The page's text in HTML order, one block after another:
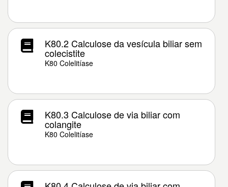
K80.2 Calculose da vesícula biliar sem
colecistite
K80 Colelitíase
K80.3 Calculose de via biliar com
colangite
K80 Colelitíase